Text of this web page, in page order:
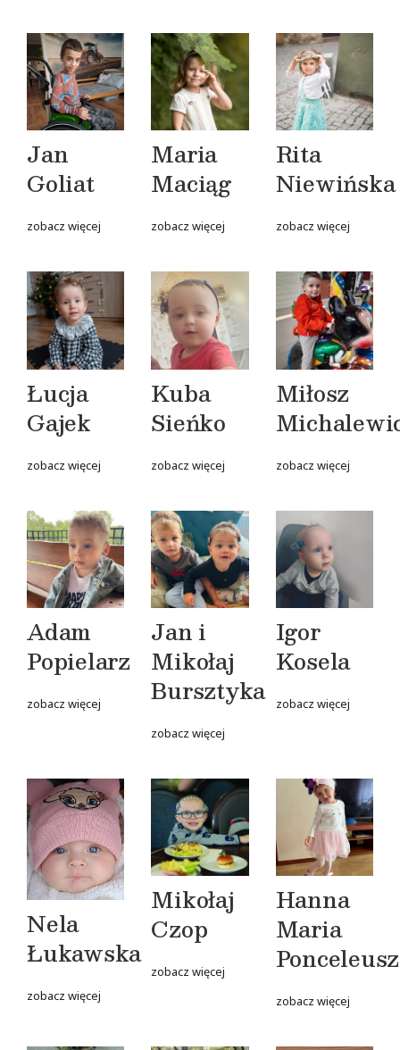
Jan
Goliat
zobacz więcej
Maria
Maciąg
zobacz więcej
Rita
Niewińska
zobacz więcej
Łucja
Gajek
zobacz więcej
Kuba
Sieńko
zobacz więcej
Miłosz
zobacz więcej
Adam
Popielarz
zobacz więcej
Jan i
Mikołaj
Bursztyka
zobacz więcej
Igor
Kosela
zobacz więcej
Nela
Łukawska
zobacz więcej
Mikołaj
Czop
zobacz więcej
Hanna
Maria
Ponceleusz
zobacz więcej